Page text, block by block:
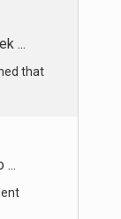
that